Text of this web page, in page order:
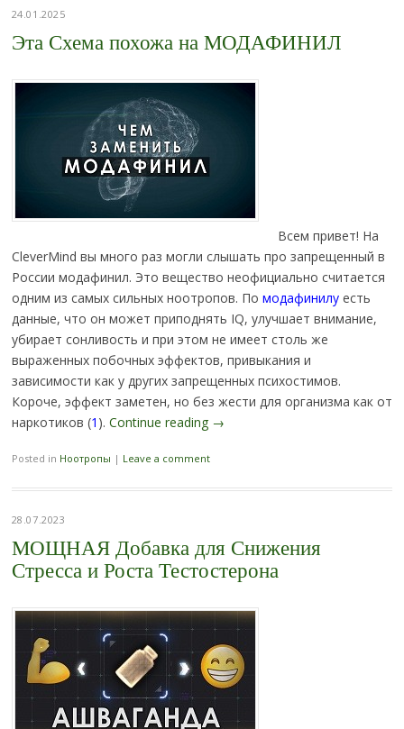
24.01.2025
Эта Схема похожа на МОДАФИНИЛ
Всем привет! На
CleverMind вы много раз могли слышать про запрещенный в
России модафинил. Это вещество неофициально считается
одним из самых сильных ноотропов. По модафинилуесть
данные, что он может приподнять IQ, улучшает внимание,
убирает сонливость и при этом не имеет столь же
выраженных побочных эффектов, привыкания и
зависимости как у других запрещенных психостимов.
Короче, эффект заметен, но без жести для организма как от
наркотиков (1 ). Continue reading →
Posted in Ноотропы | Leave a comment
28.07.2023
МОЩНАЯ Добавка для Снижения
Стресса и Роста Тестостерона